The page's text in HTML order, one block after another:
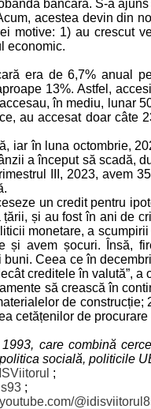
bancară. S-a
acestea devin din
motive: 1) au crescut
economic.
era de 6,7% anual
13%. Astfel,
în mediu, lunar
au accesat doar
iar în luna octombrie,
a început să scadă,
III, 2023, avem
un credit pentru
și au fost în ani de
monetare, a
și avem șocuri. Însă,
Ceea ce în
creditele în valută”, a
să crească în
de
cetățenilor de
care combină
socială, politicile
;
;